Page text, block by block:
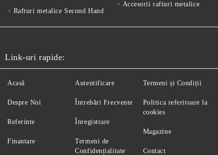
Rafturi metalice Second Hand
Accesorii rafturi metalice
Link-uri rapide:
Acasă
Despre Noi
Referinte
Finantare
Autentificare
Întrebări Frecvente
Înregistrare
Termeni de
Confidențialitate
Termeni și Condiții
Politica referitoare la
cookies
Magazine
Contact